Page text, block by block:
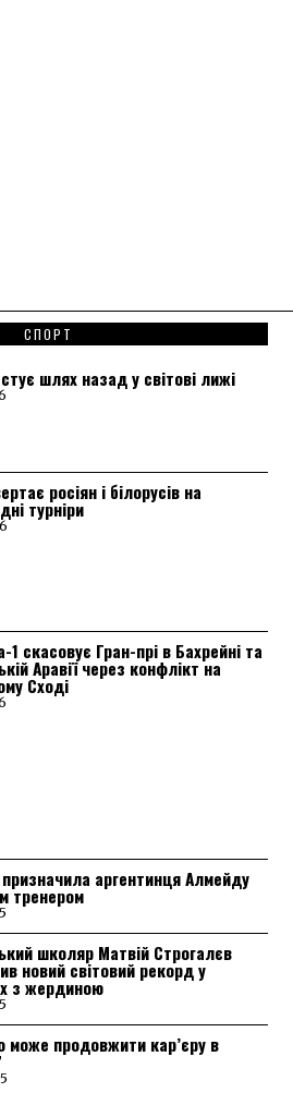
СПОРТ
шлях назад у світові лижі
росіян і білорусів на
турніри
скасовує Гран-прі в Бахрейні та
Аравії через конфлікт на
Сході
призначила аргентинця Алмейду
тренером
школяр Матвій Строгалєв
новий світовий рекорд у
з жердиною
може продовжити кар’єру в